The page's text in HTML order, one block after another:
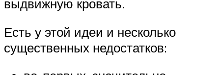
выдвижную кровать.
Есть у этой идеи и несколько
существенных недостатков: